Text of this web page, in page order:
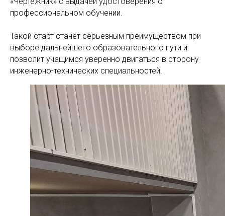
профессиональном обучении.
Такой старт станет серьёзным преимуществом при
выборе дальнейшего образовательного пути и
позволит учащимся уверенно двигаться в сторону
инженерно-технических специальностей.